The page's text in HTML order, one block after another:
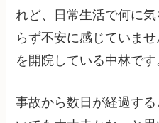
れど、日常生活で何に
らず不安に感じていま
を開院している中林です
事故から数日が経過す